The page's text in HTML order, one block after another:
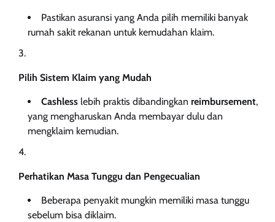
Pastikan asuransi yang Anda pilih memiliki banyak
rumah sakit rekanan untuk kemudahan klaim.
Pilih Sistem Klaim yang Mudah
Cashless lebih praktis dibandingkan reimbursement,
yang mengharuskan Anda membayar dulu dan
mengklaim kemudian.
Perhatikan Masa Tunggu dan Pengecualian
Beberapa penyakit mungkin memiliki masa tunggu
sebelum bisa diklaim.